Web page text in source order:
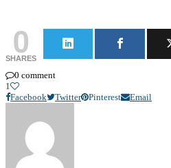
0
SHARES
0 comment
1
Facebook
Twitter Pinterest Email